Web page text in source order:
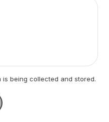
is being collected and stored.